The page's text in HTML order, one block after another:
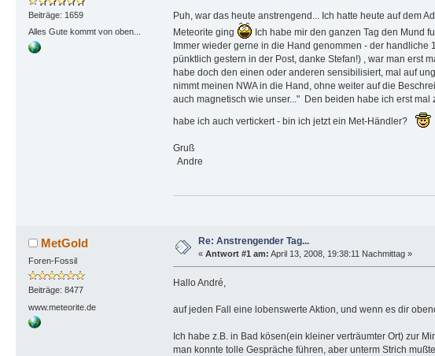
Beiträge: 1659
Alles Gute kommt von oben...
Puh, war das heute anstrengend... Ich hatte heute auf dem
Meteorite ging
Ich habe mir den ganzen Tag den Mund
Immer wieder gerne in die Hand genommen - der
pünktlich gestern in der Post, danke Stefan!) , war man erst
habe doch den einen oder anderen sensibilisiert, mal auf
nimmt meinen NWA in die Hand, ohne weiter auf die
auch magnetisch wie unser..." Den beiden habe ich erst
habe ich auch vertickert - bin ich jetzt ein Met-Händler?
Gruß
Andre
MetGold
Foren-Fossil
Beiträge: 8477
www.meteorite.de
Re: Anstrengender Tag...
« Antwort #1 am: April 13, 2008, 19:38:11 Nachmittag »
Hallo André,
auf jeden Fall eine lobenswerte Aktion, und wenn es dir
Ich habe z.B. in Bad kösen(ein kleiner verträumter Ort) zur
man konnte tolle Gespräche führen, aber unterm Strich